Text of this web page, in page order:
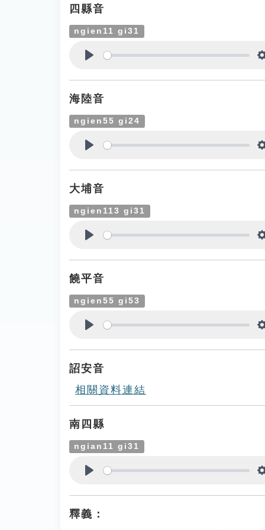
四縣音
ngien11 gi31
海陸音
ngien55 gi24
大埔音
ngien113 gi31
饒平音
ngien55 gi53
詔安音
相關資料連結
南四縣
ngian11 gi31
釋義：